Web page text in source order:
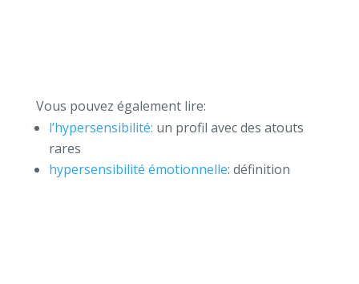
Vous pouvez également lire:
l’hypersensibilité: un profil avec des atouts
rares
hypersensibilité émotionnelle: définition